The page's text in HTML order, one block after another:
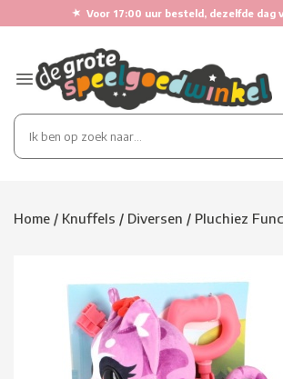
★ Voor 17:00 uur besteld, dezelfde dag
Home / Knuffels / Diversen / Pluchiez